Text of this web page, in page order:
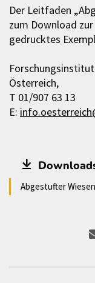
Der Leitfaden
zum Download
gedrucktes
Österreich,
T 01/907 63 13
E:
Abgestufter